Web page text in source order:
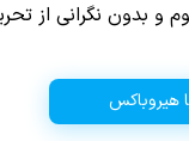
و بدون نگرانی از
هیروباکس